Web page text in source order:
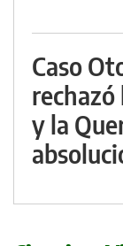
Caso
rechazó
y la